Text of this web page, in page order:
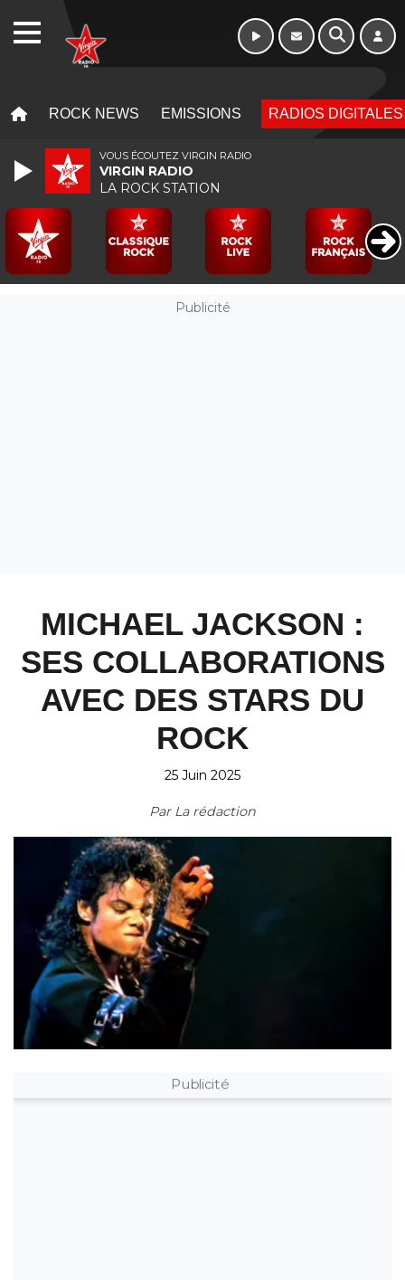
ROCK NEWS EMISSIONS RADIOS DIGITALES
Publicité
MICHAEL JACKSON :
SES COLLABORATIONS
AVEC DES STARS DU
ROCK
25 Juin 2025
Par La rédaction
Publicité
VOUS ÉCOUTEZ VIRGIN RADIO
VIRGIN RADIO
LA ROCK STATION
WEBRADIO Morning - 6h à 10h